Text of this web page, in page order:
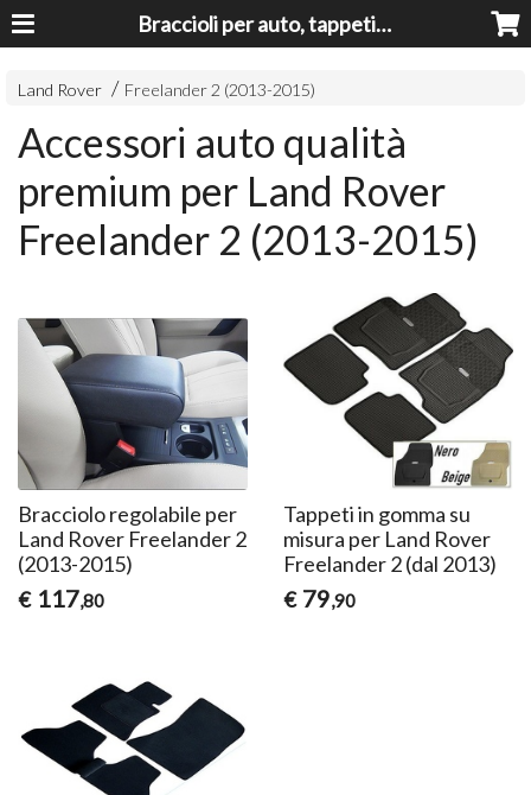
Braccioli per auto, tappeti auto, accessori auto MADE IN ITALY - Armrests, Mittelarmlehnen, Accoundoirs
Land Rover Freelander 2 (2013-2015)
Accessori auto qualità
premium per Land Rover
Freelander 2 (2013-2015)
Bracciolo regolabile per
Land Rover Freelander 2
(2013-2015)
€ 117,80
Tappeti in gomma su
misura per Land Rover
Freelander 2 (dal 2013)
€ 79,90